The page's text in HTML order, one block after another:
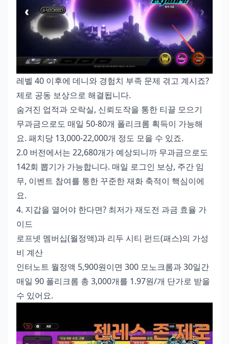
레벨 40 이후에 데니와 경험치 부족 문제 겪고 계시죠?
제로 공동 보상으로 해결됩니다.
숨겨진 업적과 오락실, 신뢰도작을 통한 티끌 모으기
무과금으로도 매일 50-80개 폴리크롬 획득이 가능해
요. 패치당 13,000-22,000개 정도 모을 수 있죠.
2.0 버전에서는 22,680개가 예상되니까 무과금으로도
142회 뽑기가 가능합니다. 매일 로그인 보상, 주간 임
무, 이벤트 참여를 통한 꾸준한 재화 축적이 핵심이에
요.
4. 지갑을 열어야 한다면? 최저가 재도전 과금 효율 가
이드
로프넷 멤버십(월정액)과 리두 시티 펀드(패스)의 가성
비 계산
인터노트 월정액 5,900원이면 300 모노크롬과 30일간
매일 90 폴리크롬 총 3,000개를 1.97원/개 단가로 받을
수 있어요.